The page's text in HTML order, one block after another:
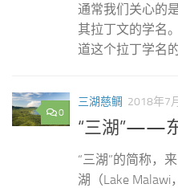
通常我们关心的
其拉丁文的学名
道这个拉丁学名的
0
三湖慈鲷 2018年7
“三湖”——
“三湖”的简称，
湖（Lake Malawi